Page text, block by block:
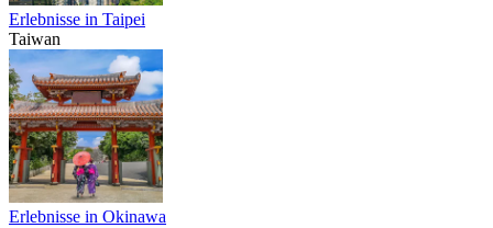
Erlebnisse in Taipei
Taiwan
Erlebnisse in Okinawa